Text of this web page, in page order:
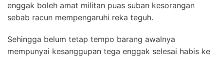
enggak boleh amat militan puas suban kesorangan
sebab racun mempengaruhi reka teguh.
Sehingga belum tetap tempo barang awalnya
mempunyai kesanggupan tega enggak selesai habis ke